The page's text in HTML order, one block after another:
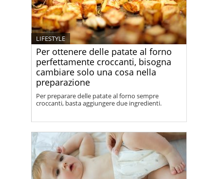
Per ottenere delle patate al forno
perfettamente croccanti, bisogna
cambiare solo una cosa nella
preparazione
LIFESTYLE
Per preparare delle patate al forno sempre
croccanti, basta aggiungere due ingredienti.